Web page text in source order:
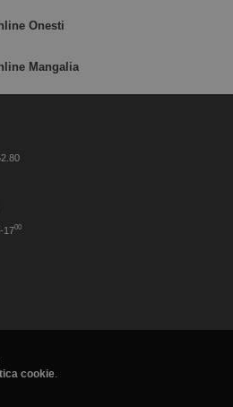
Onesti
Mangalia
-1700
cookie